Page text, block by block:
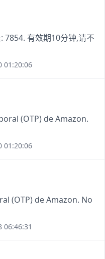
7854. 有效期10分钟,请不
01:20:06
(OTP) de Amazon.
01:20:06
(OTP) de Amazon. No
06:46:31